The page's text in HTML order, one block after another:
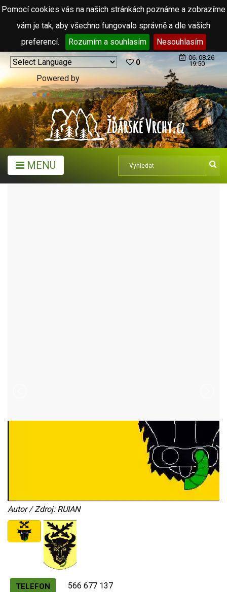
Pomocí cookies vás na našich stránkách poznáme a zobrazíme
vám je tak, aby všechno fungovalo správně a dle vašich
preferencí.
Rozumím a souhlasím Nesouhlasím
Powered by
Translate
0
06. 08.26
19:50
MENU
Autor / Zdroj: RUIAN
TELEFON 566 677 137